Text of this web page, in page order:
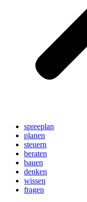
spreeplan
planen
steuern
beraten
bauen
denken
wissen
fragen